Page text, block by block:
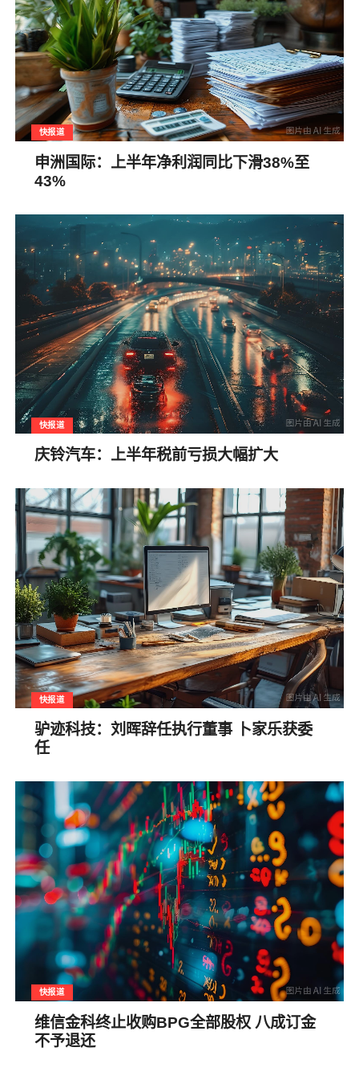
快报道
申洲国际：上半年净利润同比下滑38%至
43%
快报道
庆铃汽车：上半年税前亏损大幅扩大
快报道
驴迹科技：刘晖辞任执行董事 卜家乐获委
任
快报道
维信金科终止收购BPG全部股权 八成订金
不予退还